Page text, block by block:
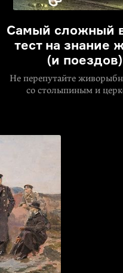
Самый сложный
тест на знание
(и поездов)
Не перепутайте
со cтолыпиным и